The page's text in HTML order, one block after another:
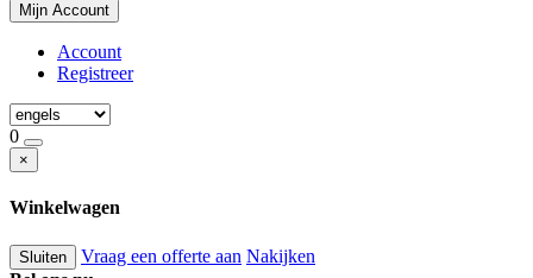
Mijn Account
Account
Registreer
0
×
Winkelwagen
Sluiten Vraag een offerte aan Nakijken